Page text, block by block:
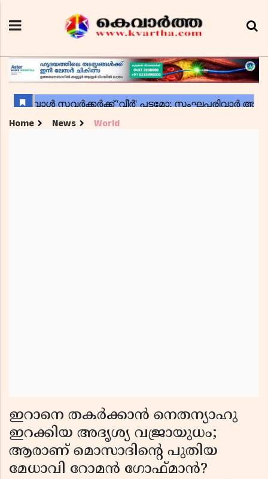
Home News World
ഇറാനെ തകർക്കാൻ നെതന്യാഹു
ഇറക്കിയ അദൃശ്യ വജ്രായുധം;
ആരാണ് മൊസാദിന്റെ പുതിയ
മേധാവി റോമൻ ഗോഫ്മാൻ?